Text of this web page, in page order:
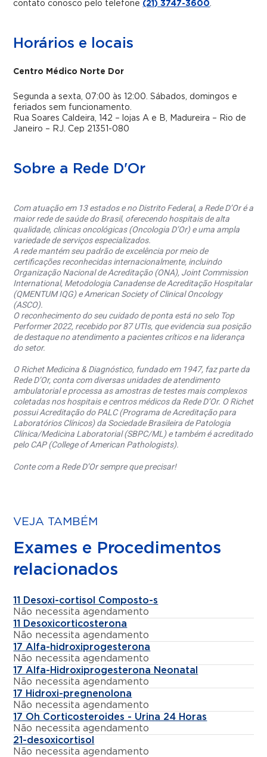
contato conosco pelo telefone (21) 3747-3600.
Horários e locais
Centro Médico Norte Dor
Segunda a sexta, 07:00 às 12:00. Sábados, domingos e
feriados sem funcionamento.
Rua Soares Caldeira, 142 – lojas A e B, Madureira – Rio de
Janeiro – RJ. Cep 21351-080
Sobre a Rede D'Or
Com atuação em 13 estados e no Distrito Federal, a Rede D’Or é a
maior rede de saúde do Brasil, oferecendo hospitais de alta
qualidade, clínicas oncológicas (Oncologia D’Or) e uma ampla
variedade de serviços especializados.
A rede mantém seu padrão de excelência por meio de
certificações reconhecidas internacionalmente, incluindo
Organização Nacional de Acreditação (ONA), Joint Commission
International, Metodologia Canadense de Acreditação Hospitalar
(QMENTUM IQG) e American Society of Clinical Oncology
(ASCO).
O reconhecimento do seu cuidado de ponta está no selo Top
Performer 2022, recebido por 87 UTIs, que evidencia sua posição
de destaque no atendimento a pacientes críticos e na liderança
do setor.
O Richet Medicina & Diagnóstico, fundado em 1947, faz parte da
Rede D’Or, conta com diversas unidades de atendimento
ambulatorial e processa as amostras de testes mais complexos
coletadas nos hospitais e centros médicos da Rede D’Or. O Richet
possui Acreditação do PALC (Programa de Acreditação para
Laboratórios Clínicos) da Sociedade Brasileira de Patologia
Clínica/Medicina Laboratorial (SBPC/ML) e também é acreditado
pelo CAP (College of American Pathologists).
Conte com a Rede D’Or sempre que precisar!
VEJA TAMBÉM
Exames e Procedimentos
relacionados
11 Desoxi-cortisol Composto-s
Não necessita agendamento
11 Desoxicorticosterona
Não necessita agendamento
17 Alfa-hidroxiprogesterona
Não necessita agendamento
17 Alfa-Hidroxiprogesterona Neonatal
Não necessita agendamento
17 Hidroxi-pregnenolona
Não necessita agendamento
17 Oh Corticosteroides - Urina 24 Horas
Não necessita agendamento
21-desoxicortisol
Não necessita agendamento